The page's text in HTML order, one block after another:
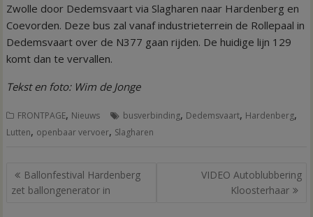
Zwolle door Dedemsvaart via Slagharen naar Hardenberg en
Coevorden. Deze bus zal vanaf industrieterrein de Rollepaal in
Dedemsvaart over de N377 gaan rijden. De huidige lijn 129
komt dan te vervallen.
Tekst en foto: Wim de Jonge
FRONTPAGE, Nieuws busverbinding, Dedemsvaart, Hardenberg,
Lutten, openbaar vervoer, Slagharen
Bericht
navigatie
Ballonfestival Hardenberg
zet ballongenerator in
VIDEO Autoblubbering
Kloosterhaar